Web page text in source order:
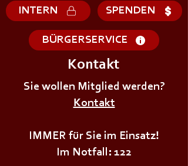
+++𝗘𝗥𝗦𝗧𝗘 - 𝗛𝗜𝗟𝗙𝗘
𝗞𝗨𝗥𝗦 𝗱𝗲𝗿
𝗝𝘂𝗴𝗲𝗻𝗱𝗳𝗲𝘂𝗲𝗿𝘄𝗲𝗵𝗿+++
INTERN SPENDEN
BÜRGERSERVICE
Kontakt
Sie wollen Mitglied werden?
Kontakt
IMMER für Sie im Einsatz!
Im Notfall: 122